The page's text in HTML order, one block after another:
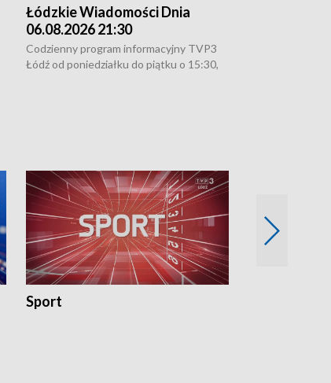
Łódzkie Wiadomości Dnia
06.08.2026 21:30
Codzienny program informacyjny TVP3
Łódź od poniedziałku do piątku o 15:30,
Sport